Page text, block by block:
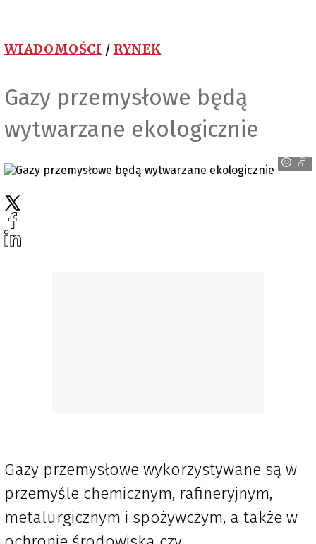
WIADOMOŚCI / RYNEK
Gazy przemysłowe będą
wytwarzane ekologicznie
Pixabay
Gazy przemysłowe wykorzystywane są w
przemyśle chemicznym, rafineryjnym,
metalurgicznym i spożywczym, a także w